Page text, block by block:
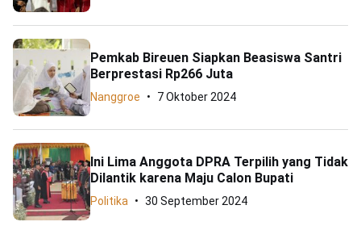
Pemkab Bireuen Siapkan Beasiswa Santri
Berprestasi Rp266 Juta
Nanggroe 7 Oktober 2024
Ini Lima Anggota DPRA Terpilih yang Tidak
Dilantik karena Maju Calon Bupati
Politika 30 September 2024